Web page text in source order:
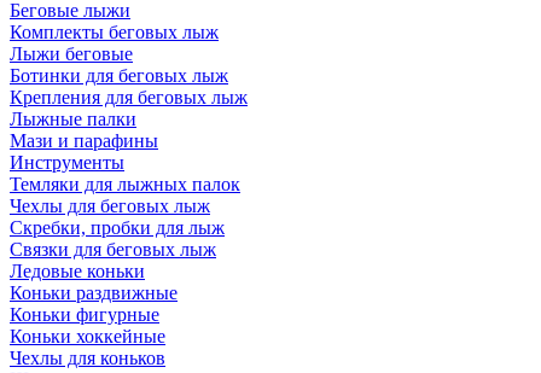
Беговые лыжи
Комплекты беговых лыж
Лыжи беговые
Ботинки для беговых лыж
Крепления для беговых лыж
Лыжные палки
Мази и парафины
Инструменты
Темляки для лыжных палок
Чехлы для беговых лыж
Скребки, пробки для лыж
Связки для беговых лыж
Ледовые коньки
Коньки раздвижные
Коньки фигурные
Коньки хоккейные
Чехлы для коньков